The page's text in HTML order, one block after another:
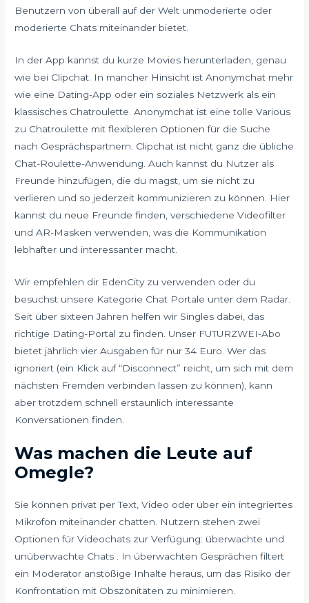
Benutzern von überall auf der Welt unmoderierte oder
moderierte Chats miteinander bietet.
In der App kannst du kurze Movies herunterladen, genau
wie bei Clipchat. In mancher Hinsicht ist Anonymchat mehr
wie eine Dating-App oder ein soziales Netzwerk als ein
klassisches Chatroulette. Anonymchat ist eine tolle Various
zu Chatroulette mit flexibleren Optionen für die Suche
nach Gesprächspartnern. Clipchat ist nicht ganz die übliche
Chat-Roulette-Anwendung. Auch kannst du Nutzer als
Freunde hinzufügen, die du magst, um sie nicht zu
verlieren und so jederzeit kommunizieren zu können. Hier
kannst du neue Freunde finden, verschiedene Videofilter
und AR-Masken verwenden, was die Kommunikation
lebhafter und interessanter macht.
Wir empfehlen dir EdenCity zu verwenden oder du
besuchst unsere Kategorie Chat Portale unter dem Radar.
Seit über sixteen Jahren helfen wir Singles dabei, das
richtige Dating-Portal zu finden. Unser FUTURZWEI-Abo
bietet jährlich vier Ausgaben für nur 34 Euro. Wer das
ignoriert (ein Klick auf “Disconnect” reicht, um sich mit dem
nächsten Fremden verbinden lassen zu können), kann
aber trotzdem schnell erstaunlich interessante
Konversationen finden.
Was machen die Leute auf
Omegle?
Sie können privat per Text, Video oder über ein integriertes
Mikrofon miteinander chatten. Nutzern stehen zwei
Optionen für Videochats zur Verfügung: überwachte und
unüberwachte Chats . In überwachten Gesprächen filtert
ein Moderator anstößige Inhalte heraus, um das Risiko der
Konfrontation mit Obszönitäten zu minimieren.